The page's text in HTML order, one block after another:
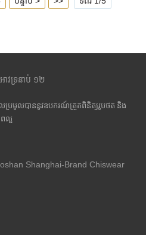
- 12V ចរន្តថេរនិងវ៉ុលថេរ។
រមូលបាននូវឧបករណ៍ត្រួតពិនិត្យរូបថត និង
ល្អ
Shanghai-Brand Chiswear